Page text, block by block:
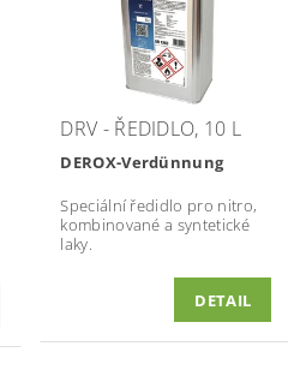
DRV - ŘEDIDLO, 10 L
DEROX-Verdünnung
Speciální ředidlo pro nitro,
kombinované a syntetické
laky.
DETAIL